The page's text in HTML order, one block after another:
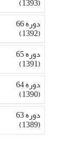
(1393)
دوره 66
(1392)
دوره 65
(1391)
دوره 64
(1390)
دوره 63
(1389)